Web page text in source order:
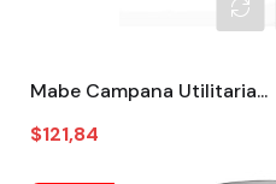
Mabe Campana Utilitaria...
Precio
$121,84